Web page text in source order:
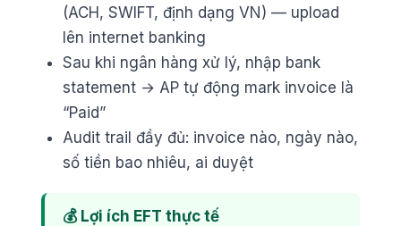
(ACH, SWIFT, định dạng VN) — upload
lên internet banking
Sau khi ngân hàng xử lý, nhập bank
statement → AP tự động mark invoice là
“Paid”
Audit trail đầy đủ: invoice nào, ngày nào,
số tiền bao nhiêu, ai duyệt
💰 Lợi ích EFT thực tế